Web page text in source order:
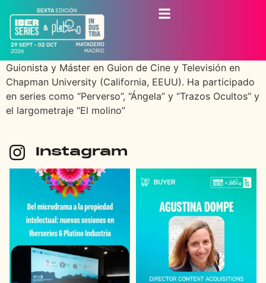
Guionista y Máster en Guion de Cine y Televisión en
Chapman University (California, EEUU). Ha participado
en series como “Perverso”, “Ángela” y “Trazos Ocultos” y
el largometraje “El molino”
Instagram